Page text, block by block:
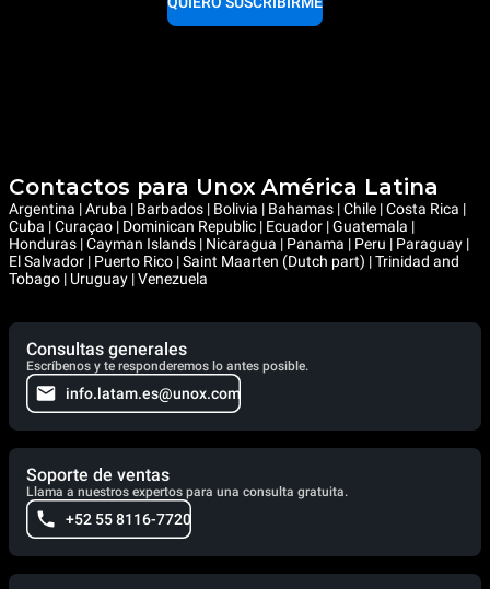
Contactos para Unox América Latina
Argentina | Aruba | Barbados | Bolivia | Bahamas | Chile | Costa Rica |
Cuba | Curaçao | Dominican Republic | Ecuador | Guatemala |
Honduras | Cayman Islands | Nicaragua | Panama | Peru | Paraguay |
El Salvador | Puerto Rico | Saint Maarten (Dutch part) | Trinidad and
Tobago | Uruguay | Venezuela
Consultas generales
Escríbenos y te responderemos lo antes posible.
info.latam.es@unox.com
Soporte de ventas
Llama a nuestros expertos para una consulta gratuita.
+52 55 8116-7720